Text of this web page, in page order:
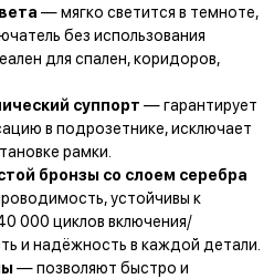
— мягко светится в темноте,
без использования
для спален, коридоров,
суппорт — гарантирует
в подрозетнике, исключает
рамки.
бронзы со слоем серебра
устойчивы к
000 циклов включения/
и надёжность в каждой детали.
— позволяют быстро и